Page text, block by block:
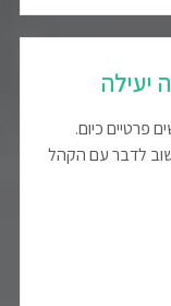
פרטיים כיום.
לדבר עם הקהל